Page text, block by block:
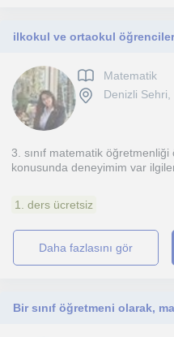
ilkokul ve ortaokul
Matematik
Denizli Sehri,
3. sınıf matematik
konusunda deneyimim var
1. ders ücretsiz
daha fazlasını gör